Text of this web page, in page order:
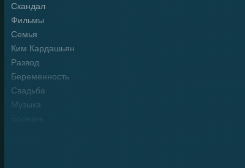
Скандал
Фильмы
Семья
Ким Кардашьян
Развод
Беременность
Свадьба
Музыка